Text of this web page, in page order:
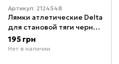
Артикул: 2124548
Лямки атлетические Delta
для становой тяги черные
EasyFit
195 грн
Нет в наличии